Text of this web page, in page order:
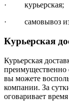
· курьерская;
· самовывоз из
Курьерская
Курьерская
преимущественно
вы можете
компании. За
оговаривает